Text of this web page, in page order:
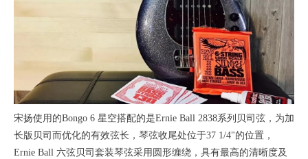
宋扬使用的Bongo 6 星空搭配的是Ernie Ball 2838系列贝司弦，为加
长版贝司而优化的有效弦长，琴弦收尾处位于37 1/4"的位置，
Ernie Ball 六弦贝司套装琴弦采用圆形缠绕，具有最高的清晰度及